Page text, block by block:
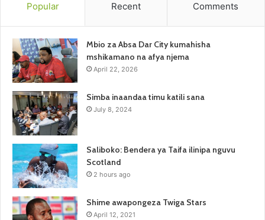
Popular Recent Comments
Mbio za Absa Dar City kumahisha
mshikamano na afya njema
April 22, 2026
Simba inaandaa timu katili sana
July 8, 2024
Saliboko: Bendera ya Taifa ilinipa nguvu
Scotland
2 hours ago
Shime awapongeza Twiga Stars
April 12, 2021